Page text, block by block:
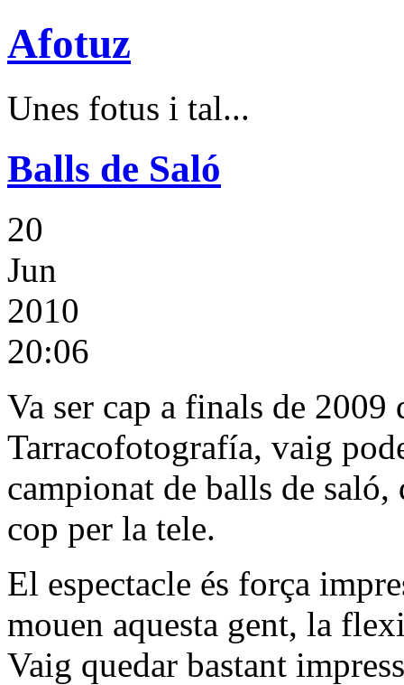
Afotuz
Unes fotus i tal...
Balls de Saló
20
Jun
2010
20:06
Va ser cap a finals de
Tarracofotografía, vaig
campionat de balls de
cop per la tele.
El espectacle és força
mouen aquesta gent, la
Vaig quedar bastant